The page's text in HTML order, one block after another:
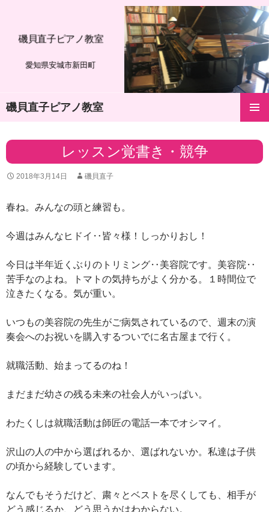
愛知県安城市新田町
磯貝直子ピアノ教室
磯貝直子ピアノ教室
テ
へ
キ
プ
レッスン覚書き・競争
2018年3月14日 磯貝直子
春ね。みんなの頭と練習も。
今週はみんなヒドイ‥皆々様！しっかりおし！
今日は半年近くぶりのトリミング‥美容院です。美容院‥
苦手なのよね。トマトの気持ちがよく分かる。１時間位で
泣きたくなる。気が重い。
いつもの美容院の先生がご病気されているので、週末の演
奏会へのお祝いを購入するついでに名古屋まで行く。
就職活動、始まってるのね！
まだまだ幼さの残る未来の社会人がいっぱい。
わたくしは就職活動は師匠の電話一本でオシマイ。
沢山の人の中から選ばれるか、選ばれないか。私達は子供
の頃から経験しています。
なんでもそうだけど、粛々とベストを尽くしても、相手が
どう感じるか、どう思うかはわからない。